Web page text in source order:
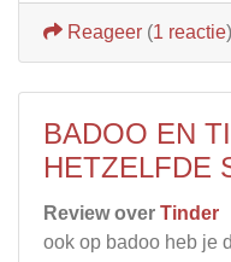
Reageer (1 reactie)
BADOO EN
HETZELFDE
Review over Tinder
ook op badoo heb je